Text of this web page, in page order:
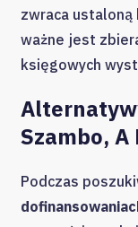
zwraca
ważne jest
księgowych
Szambo, A
Podczas